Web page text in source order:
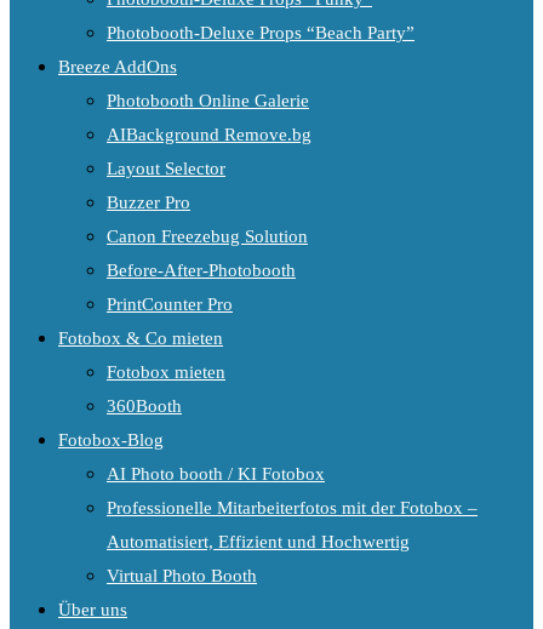
Photobooth-Deluxe Props “Beach Party”
Breeze AddOns
Photobooth Online Galerie
AIBackground Remove.bg
Layout Selector
Buzzer Pro
Canon Freezebug Solution
Before-After-Photobooth
PrintCounter Pro
Fotobox & Co mieten
Fotobox mieten
360Booth
Fotobox-Blog
AI Photo booth / KI Fotobox
Professionelle Mitarbeiterfotos mit der Fotobox –
Automatisiert, Effizient und Hochwertig
Virtual Photo Booth
Über uns